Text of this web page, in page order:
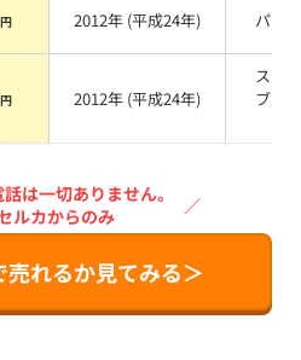
2012年 (平成24年) パール
2012年 (平成24年)
スー
ブラ
は一切ありません。
ルカからのみ
／
れるか見てみる＞